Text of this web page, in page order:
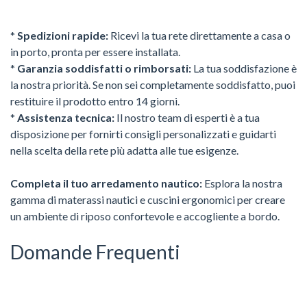
* Spedizioni rapide: Ricevi la tua rete direttamente a casa o
in porto, pronta per essere installata.
* Garanzia soddisfatti o rimborsati: La tua soddisfazione è
la nostra priorità. Se non sei completamente soddisfatto, puoi
restituire il prodotto entro 14 giorni.
* Assistenza tecnica: Il nostro team di esperti è a tua
disposizione per fornirti consigli personalizzati e guidarti
nella scelta della rete più adatta alle tue esigenze.
Completa il tuo arredamento nautico: Esplora la nostra
gamma di materassi nautici e cuscini ergonomici per creare
un ambiente di riposo confortevole e accogliente a bordo.
Domande Frequenti